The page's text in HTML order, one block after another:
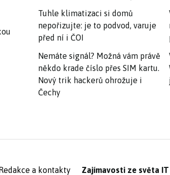
Tuhle klimatizaci si domů
nepořizujte: je to podvod, varuje
před ní i ČOI
Nemáte signál? Možná vám právě
někdo krade číslo přes SIM kartu.
Nový trik hackerů ohrožuje i
Čechy
a kontakty
Zajímavosti ze světa